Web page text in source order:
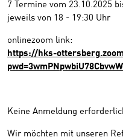
7 Termine vom 23.10.2025
jeweils von 18 - 19:30 Uhr
onlinezoom link:
https://hks-
Keine Anmeldung
Wir möchten mit unseren